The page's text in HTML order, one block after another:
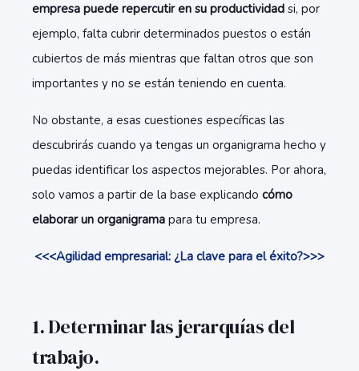
empresa puede repercutir en su productividad si, por
ejemplo, falta cubrir determinados puestos o están
cubiertos de más mientras que faltan otros que son
importantes y no se están teniendo en cuenta.
No obstante, a esas cuestiones específicas las
descubrirás cuando ya tengas un organigrama hecho y
puedas identificar los aspectos mejorables. Por ahora,
solo vamos a partir de la base explicando cómo
elaborar un organigrama para tu empresa.
<<<Agilidad empresarial: ¿La clave para el éxito?>>>
1. Determinar las jerarquías del
trabajo.